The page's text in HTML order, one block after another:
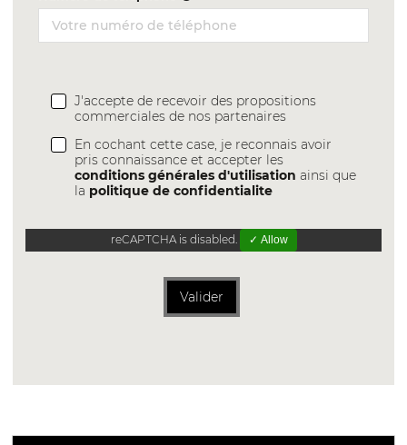
J'accepte de recevoir des propositions
commerciales de nos partenaires
En cochant cette case, je reconnais avoir
pris connaissance et accepter les
conditions générales d'utilisation ainsi que
la politique de confidentialite
reCAPTCHA is disabled. ✓ Allow
Valider